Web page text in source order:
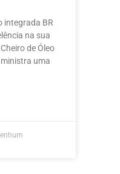
integrada BR
na sua
de Óleo
uma